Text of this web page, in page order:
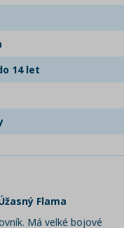
14 let
Flama
Má velké bojové